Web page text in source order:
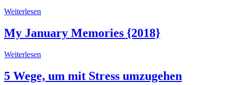
Weiterlesen
My January Memories {2018}
Weiterlesen
5 Wege, um mit Stress umzugehen